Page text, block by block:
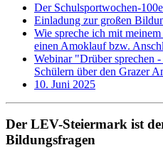
Der Schulsportwochen-
Einladung zur großen
Wie spreche ich mit
einen Amoklauf bzw.
Webinar "Drüber sprechen
Schülern über den Grazer
10. Juni 2025
Der LEV-Steiermark ist
Bildungsfragen